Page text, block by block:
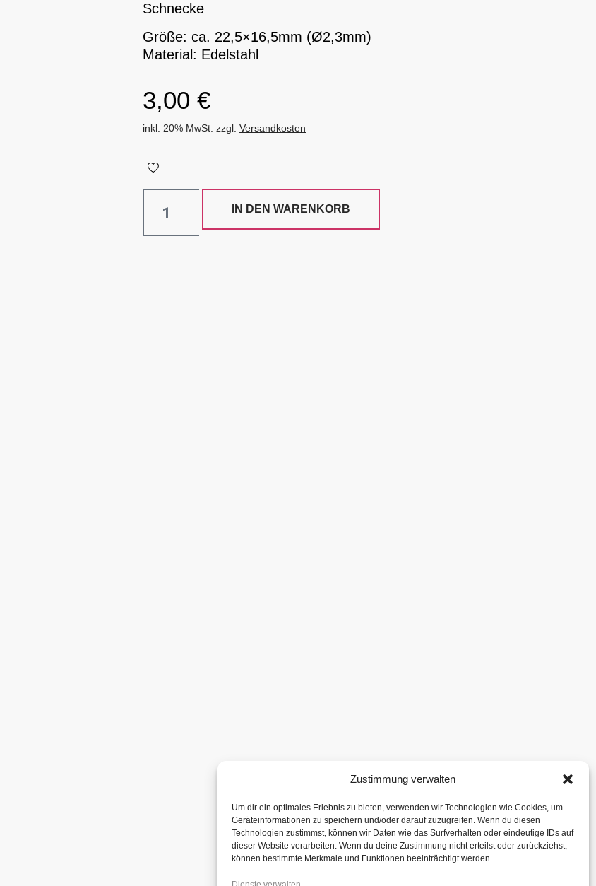
Zustimmung verwalten
Um dir ein optimales Erlebnis zu bieten, verwenden wir Technologien wie Cookies, um
Geräteinformationen zu speichern und/oder darauf zuzugreifen. Wenn du diesen
Technologien zustimmst, können wir Daten wie das Surfverhalten oder eindeutige IDs auf
dieser Website verarbeiten. Wenn du deine Zustimmung nicht erteilst oder zurückziehst,
können bestimmte Merkmale und Funktionen beeinträchtigt werden.
Schnecke
Größe: ca. 22,5×16,5mm (Ø2,3mm)
Material: Edelstahl
3,00 €
inkl. 20% MwSt. zzgl. Versandkosten
IN DEN WARENKORB